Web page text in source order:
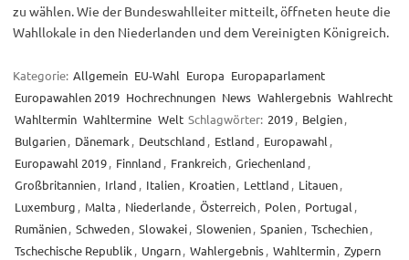
zu wählen. Wie der Bundeswahlleiter mitteilt, öffneten heute die
Wahllokale in den Niederlanden und dem Vereinigten Königreich.
Kategorie: Allgemein EU-Wahl Europa Europaparlament
Europawahlen 2019 Hochrechnungen News Wahlergebnis Wahlrecht
Wahltermin Wahltermine Welt Schlagwörter: 2019, Belgien,
Bulgarien, Dänemark , Deutschland , Estland , Europawahl ,
Europawahl 2019, Finnland , Frankreich, Griechenland ,
Großbritannien, Irland , Italien, Kroatien, Lettland , Litauen,
Luxemburg , Malta , Niederlande, Österreich, Polen, Portugal ,
Rumänien, Schweden, Slowakei, Slowenien, Spanien, Tschechien,
Tschechische Republik , Ungarn, Wahlergebnis, Wahltermin, Zypern